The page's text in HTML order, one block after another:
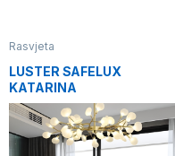
Rasvjeta
LUSTER SAFELUX
KATARINA